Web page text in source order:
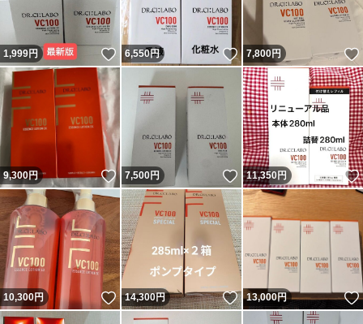
1,999円 いいね！
6,550円 いいね！
7,800円
9,300円 いいね！
7,500円 いいね！
11,350円
10,300円 いいね！
14,300円 いいね！
13,000円